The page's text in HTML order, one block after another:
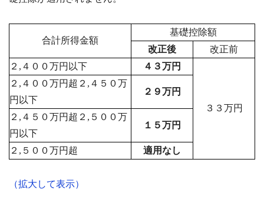
合計所得金額
基礎控除額
改正後
改正前
２,４００万円以下
４３万円
３３万円
２,４００万円超２,４５０万
円以下
２９万円
２,４５０万円超２,５００万
円以下
１５万円
２,５００万円超 適用なし
（拡大して表示）